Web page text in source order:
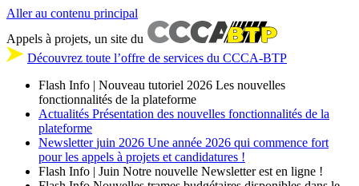
Aller au contenu principal
Appels à projets, un site du
Découvrez toute l’offre de services du CCCA-BTP
Flash Info | Nouveau tutoriel 2026 Les nouvelles
fonctionnalités de la plateforme
Actualités Présentation des nouvelles fonctionnalités de la
plateforme
Newsletter juin 2026 Une année 2026 qui commence fort
pour les appels à projets et candidatures !
Flash Info | Juin Notre nouvelle Newsletter est en ligne !